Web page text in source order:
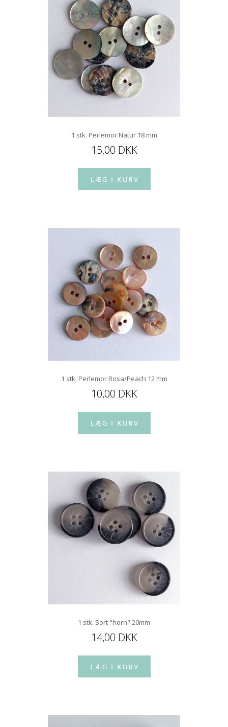
1 stk. Perlemor Natur 18 mm
15,00 DKK
1 stk. Perlemor Rosa/Peach 12 mm
10,00 DKK
1 stk. Sort "horn" 20mm
14,00 DKK